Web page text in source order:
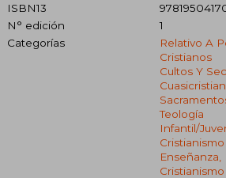
ISBN13
N° edición
1
Categorías
Relativo A
Cristianos
Cultos Y
Teología
Infantil/
Cristianismo
Cristianismo